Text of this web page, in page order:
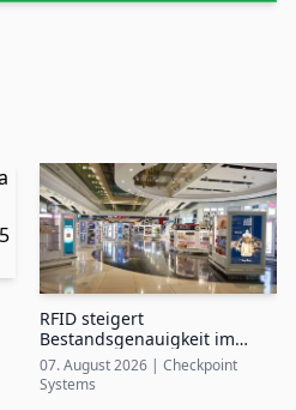
RFID steigert
Bestandsgenauigkeit im
Airport Duty-Free auf bis zu
99%
07. August 2026 | Checkpoint
Systems